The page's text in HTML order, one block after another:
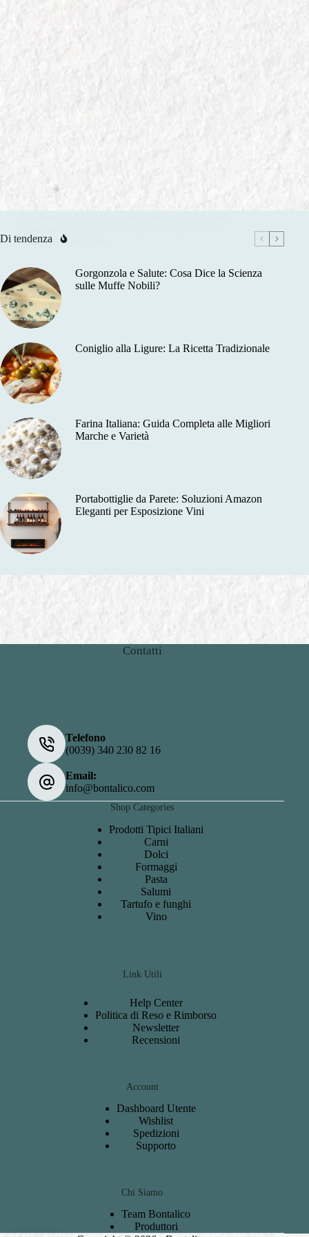
Tagli Carne Maiale
tradizione salumiera
Di tendenza
Gorgonzola e Salute: Cosa Dice la Scienza
sulle Muffe Nobili?
Coniglio alla Ligure: La Ricetta Tradizionale
Farina Italiana: Guida Completa alle Migliori
Marche e Varietà
Portabottiglie da Parete: Soluzioni Amazon
Eleganti per Esposizione Vini
Contatti
Telefono
(0039) 340 230 82 16
Email:
info@bontalico.com
Shop Categories
Prodotti Tipici Italiani
Carni
Dolci
Formaggi
Pasta
Salumi
Tartufo e funghi
Vino
Link Utili
Help Center
Politica di Reso e Rimborso
Newsletter
Recensioni
Account
Dashboard Utente
Wishlist
Spedizioni
Supporto
Chi Siamo
Team Bontalico
Produttori